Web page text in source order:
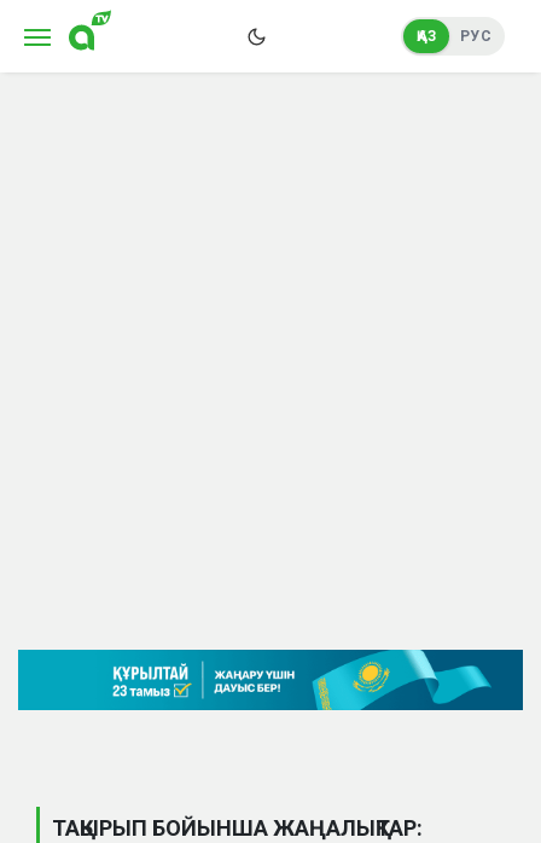
ҚАЗ РУС
ТАҚЫРЫП БОЙЫНША ЖАҢАЛЫҚТАР: